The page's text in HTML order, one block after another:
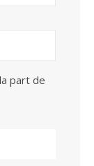
part de